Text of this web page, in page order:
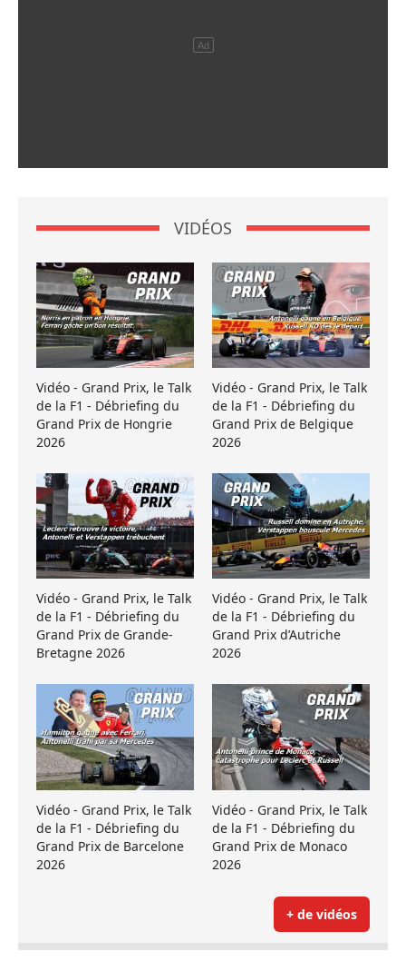
VIDÉOS
Vidéo - Grand Prix, le Talk
de la F1 - Débriefing du
Grand Prix de Hongrie
2026
Vidéo - Grand Prix, le Talk
de la F1 - Débriefing du
Grand Prix de Belgique
2026
Vidéo - Grand Prix, le Talk
de la F1 - Débriefing du
Grand Prix de Grande-
Bretagne 2026
Vidéo - Grand Prix, le Talk
de la F1 - Débriefing du
Grand Prix d’Autriche
2026
Vidéo - Grand Prix, le Talk
de la F1 - Débriefing du
Grand Prix de Barcelone
2026
Vidéo - Grand Prix, le Talk
de la F1 - Débriefing du
Grand Prix de Monaco
2026
+ de vidéos